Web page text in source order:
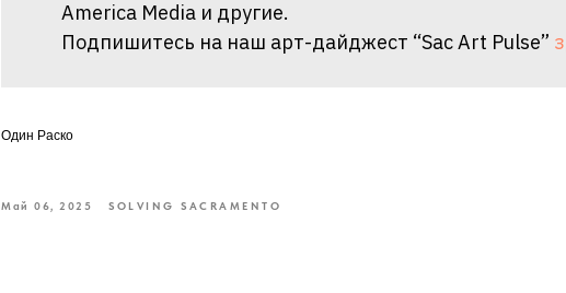
America Media и другие.
Подпишитесь на наш арт-дайджест “Sac Art Pulse”
Один Раско
Май 06, 2025 SOLVING SACRAMENTO